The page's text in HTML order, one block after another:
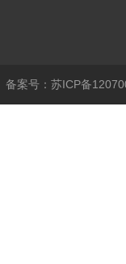
备案号：苏ICP备